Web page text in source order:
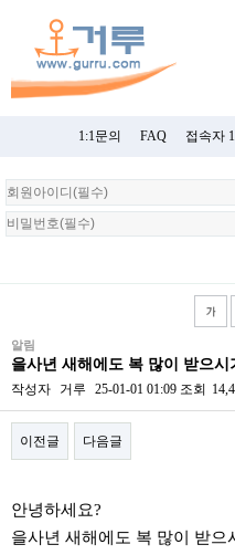
1:1문의 FAQ 접속자
회
원
로
알림
을사년 새해에도 복 많이 받으시
작성자 거루 25-01-01 01:09 조회
이전글 다음글
안녕하세요?
을사년 새해에도 복 많이 받으